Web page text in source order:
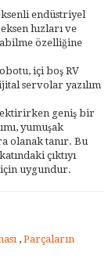
endüstriyel
hızları ve
özelliğine
içi boş RV
servolar yazılım
geniş bir
yumuşak
olanak tanır. Bu
çıktıyı
uygundur.
, Parçaların